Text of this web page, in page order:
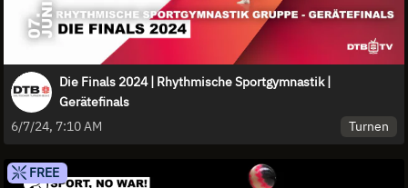
Die Finals 2024 | Rhythmische Sportgymnastik |
Gerätefinals
6/7/24, 7:10 AM
Turnen
FREE